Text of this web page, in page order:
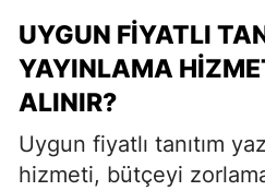
UYGUN FIYATLI
YAYINLAMA
ALINIR?
Uygun fiyatlı tanıtım
hizmeti, bütçeyi